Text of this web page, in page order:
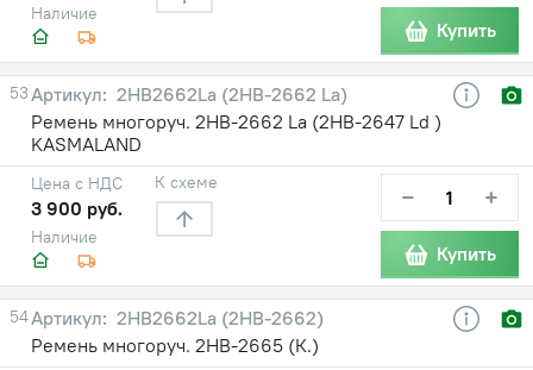
Наличие
Купить
53
2HB2662La (2НВ-2662 La)
Ремень многоруч. 2НВ-2662 La (2НВ-2647 Ld )
KASMALAND
Наличие
Цена с НДС
3 900 руб.
К схеме − +
Купить
54
2HB2662La (2НВ-2662)
Ремень многоруч. 2НВ-2665 (К.)